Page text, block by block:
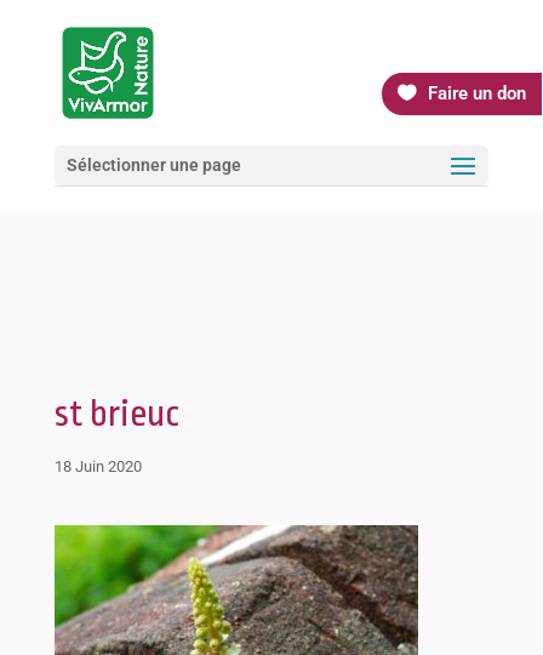
Faire un don
Sélectionner une page
st brieuc
18 Juin 2020